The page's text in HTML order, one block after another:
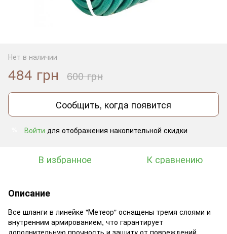
Нет в наличии
484 грн 600 грн
Сообщить, когда появится
Войти для отображения накопительной скидки
В избранное К сравнению
Описание
Все шланги в линейке "Метеор" оснащены тремя слоями и
внутренним армированием, что гарантирует
дополнительную прочность и защиту от повреждений.